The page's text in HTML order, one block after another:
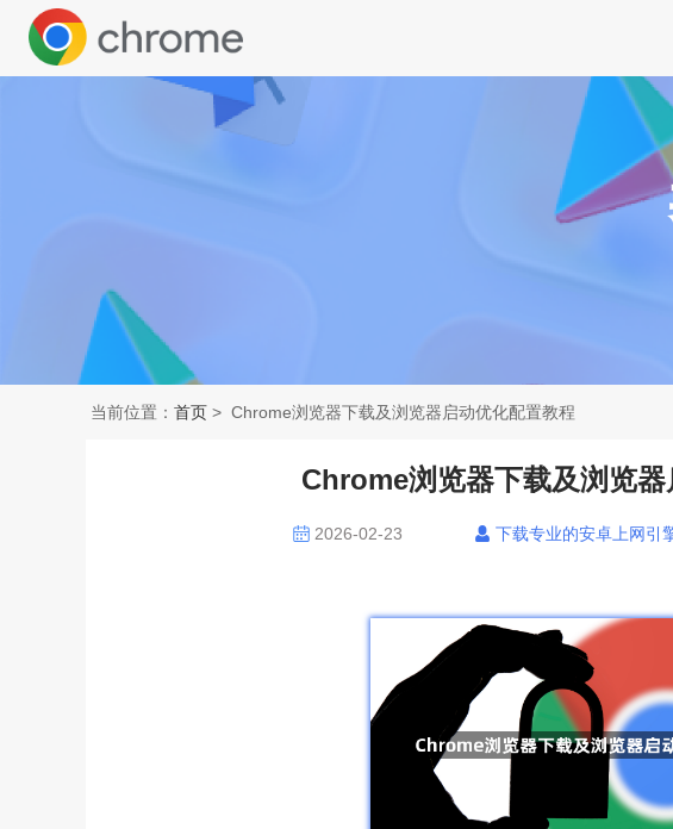
当前位置： 首页 > Chrome浏览器下载及浏览器启动优化配置教程
Chrome浏览器下载及浏览
2026-02-23 下载专业的安卓上网引